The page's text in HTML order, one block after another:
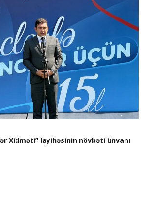
Xidməti” layihəsinin növbəti ünvanı